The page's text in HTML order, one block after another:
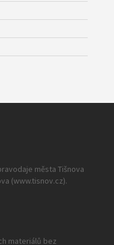
města Tišnova
(www.tisnov.cz).
materiálů bez